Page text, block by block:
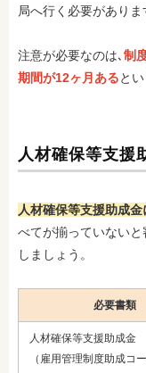
局へ行く必要がありま
注意が必要なのは､ 制
期間が12ヶ月あると
人材確保等支援
人材確保等支援助成
べてが揃っていない
しましょう。
必要書類
人材確保等支援助成金
（雇用管理制度助成コー